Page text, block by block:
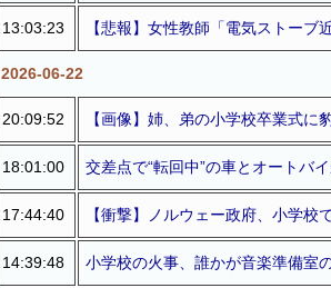
13:03:23 【悲報】女性教師「電気ストー
2026-06-22
20:09:52 【画像】姉、弟の小学校卒業式
18:01:00 交差点で“転回中”の車とオートバ
17:44:40 【衝撃】ノルウェー政府、小学校
14:39:48 小学校の火事、誰かが音楽準備室